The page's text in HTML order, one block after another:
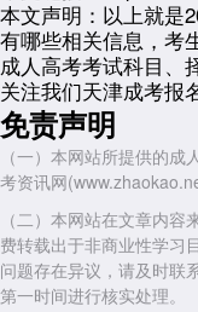
法学：培养具备法律实
道路桥梁与渡河工程：
的技术型人才。
电气工程及其自动化：
才。
计算机科学与技术：培
工商管理：培养具备工
无机非金属材料工程：
才。
本文声明： 以上就是
有哪些相关信息，考
成人高考考试科目、
关注我们天津成考报
免责声明
（一）本网站所提供的
考资讯网
（二）本网站在文章内
费转载出于非商业性学习
问题存在异议，请及时联
第一时间进行核实处理。